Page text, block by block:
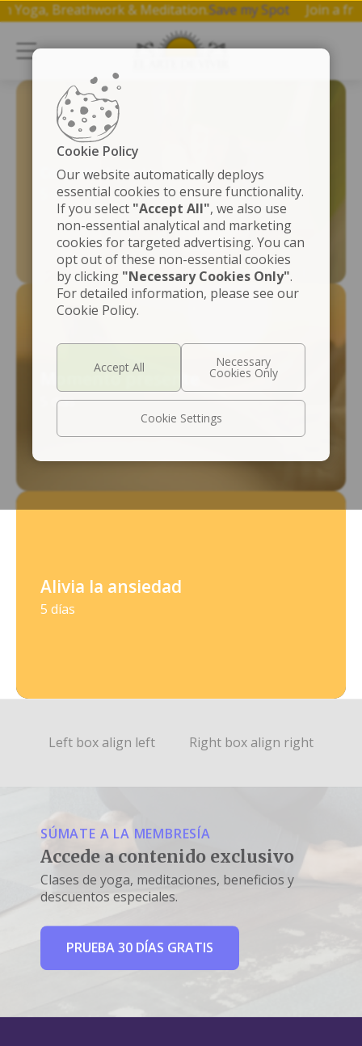
on Yoga, Breathwork & Meditation.Save my Spot Join a
Controla el estrés
5 días
Momento presente
5 días
Alivia la ansiedad
5 días
Left box align left Right box align right
SÚMATE A LA MEMBRESÍA
Accede a contenido exclusivo
Clases de yoga, meditaciones, beneficios y
descuentos especiales.
PRUEBA 30 DÍAS GRATIS
Cookie Policy
Our website automatically deploys
essential cookies to ensure functionality.
If you select "Accept All", we also use
non-essential analytical and marketing
cookies for targeted advertising. You can
opt out of these non-essential cookies
by clicking "Necessary Cookies Only".
For detailed information, please see our
Cookie Policy.
Cookie Settings